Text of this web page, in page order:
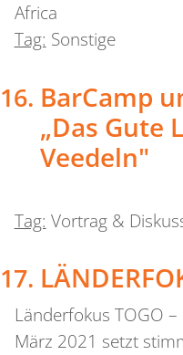
Africa
Tag: Sonstige
BarCamp
„Das Gute
Veedeln"
Tag: Vortrag &
Länderfokus TOGO –
März 2021 setzt